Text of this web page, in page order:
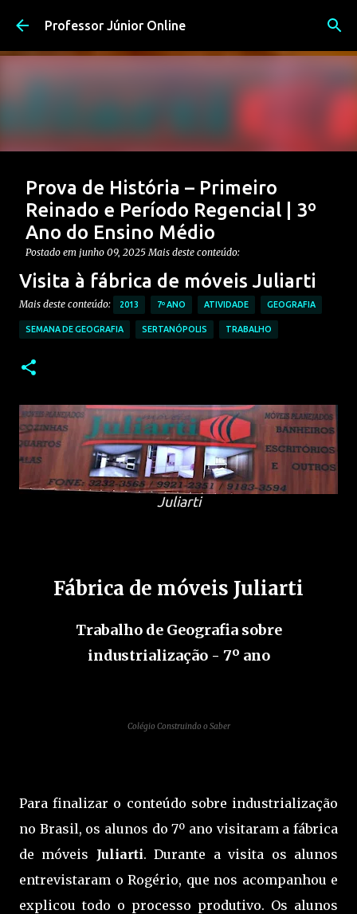
Pular para o conteúdo principal
Professor Júnior Online
Postagem em destaque
Prova de História – Primeiro
Reinado e Período Regencial | 3º
Ano do Ensino Médio
Postado em junho 09, 2025Mais deste conteúdo:
CONTEÚDO: PERÍODO REGENCIAL
CONTEÚDO: PRIMEIRO REINADO ENSINO MÉDIO
PROVAS DE HISTÓRIA MÉDIO
Visita à fábrica de móveis Juliarti
Mais deste conteúdo: 2013 7º ANO ATIVIDADE GEOGRAFIA
SEMANA DE GEOGRAFIA SERTANÓPOLIS TRABALHO
Juliarti
Fábrica de móveis Juliarti
Trabalho de Geografia sobre
industrialização - 7º ano
Colégio Construindo o Saber
Para finalizar o conteúdo sobre industrialização
no Brasil, os alunos do 7º ano visitaram a fábrica
de móveis Juliarti. Durante a visita os alunos
entrevistaram o Rogério, que nos acompanhou e
explicou todo o processo produtivo. Os alunos